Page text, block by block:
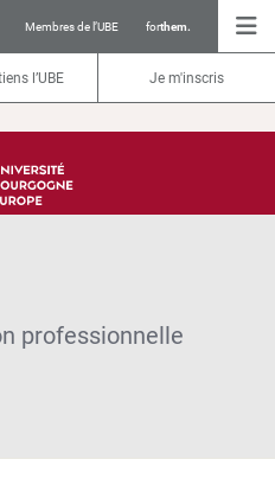
Membres de l’UBE forthem.
l’UBE Je m'inscris
professionnelle